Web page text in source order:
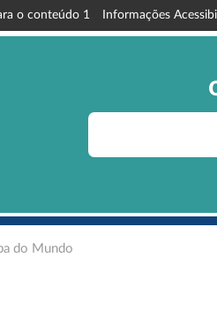
o conteúdo 1 Informações
do Mundo